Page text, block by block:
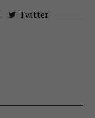
Twitter